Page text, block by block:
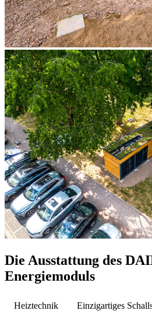
Die Ausstattung des
Energiemoduls
Heiztechnik Einzigartiges